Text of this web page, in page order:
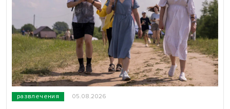
развлечения 05.08.2026